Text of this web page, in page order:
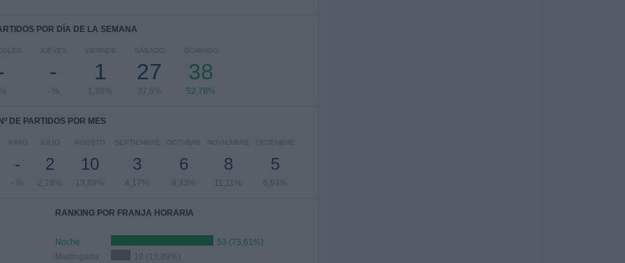
POR DÍA DE LA SEMANA
JUEVES
-
- %
VIERNES
1
1,39%
SÁBADO
27
37,5%
DOMINGO
38
52,78%
Nº DE PARTIDOS POR MES
JUNIO
-
- %
JULIO
2
2,78%
AGOSTO
10
13,89%
SEPTIEMBRE
3
4,17%
OCTUBRE
6
8,33%
NOVIEMBRE
8
11,11%
DICIEMBRE
5
6,94%
RANKING POR FRANJA HORARIA
Noche
53 (73,61%)
Madrugada
10 (13,89%)